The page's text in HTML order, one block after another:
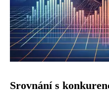
Srovnání s